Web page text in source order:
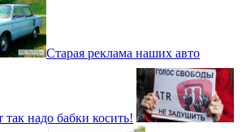
Старая реклама наших авто
так надо бабки косить!